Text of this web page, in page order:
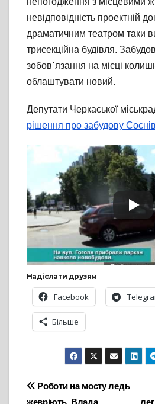
невідповідність проектній
драматичним театром таки
трисекційна будівля.
зобов᾽язання на місці
облаштувати новий.
Депутати Черкаської
рішення про забудову
Надіслати друзям
Facebook
Більше
Навігація
Роботи на мосту ледь